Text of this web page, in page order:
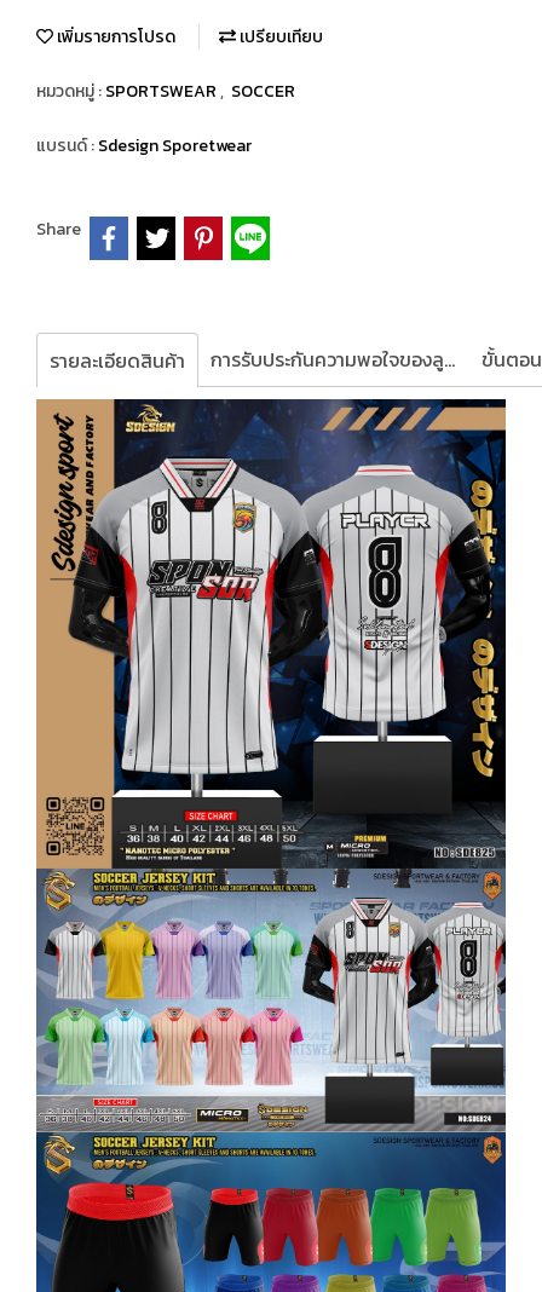
เพิ่มรายการโปรด เปรียบเทียบ
หมวดหมู่ :SPORTSWEAR, SOCCER
แบรนด์ :Sdesign Sporetwear
Share
รายละเอียดสินค้า การรับประกันความพอใจของลูกค้า